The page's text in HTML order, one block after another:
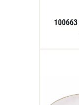
100663